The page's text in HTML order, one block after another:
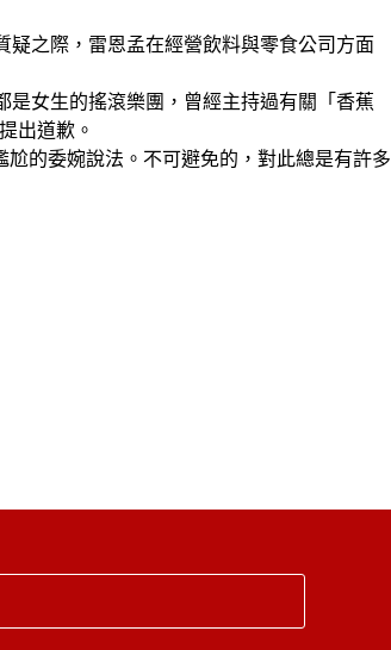
之際，雷恩孟在經營飲料與零食公司方面
女生的搖滾樂團，曾經主持過有關「香蕉
出道歉。
的委婉說法。不可避免的，對此總是有許多